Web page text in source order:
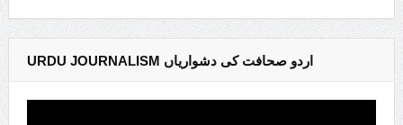
URDU JOURNALISM اردو صحافت کی دشواریاں